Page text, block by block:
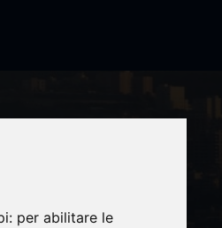
per abilitare le